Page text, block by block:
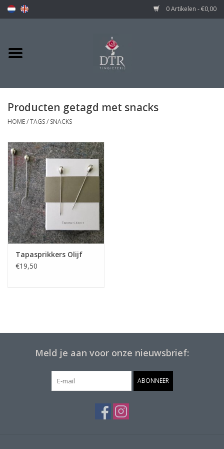
0 Artikelen - €0,00
Producten getagd met snacks
HOME/TAGS/ SNACKS
Tapasprikkers Olijf
€19,50
Meld je aan voor onze nieuwsbrief:
ABONNEER